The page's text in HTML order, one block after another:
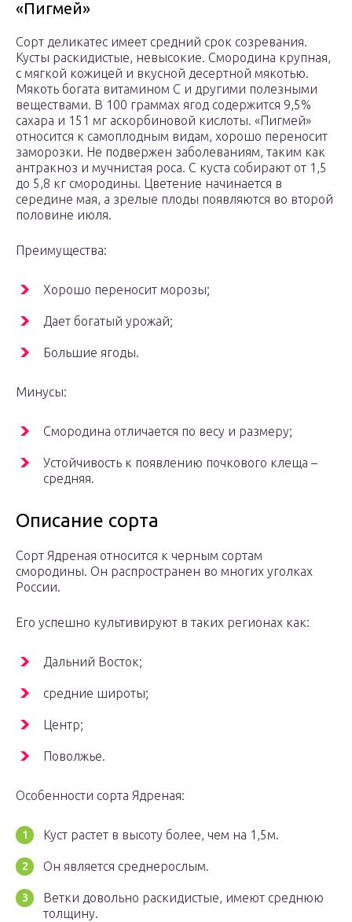
«Пигмей»
Сорт деликатес имеет средний срок созревания.
Кусты раскидистые, невысокие. Смородина крупная,
с мягкой кожицей и вкусной десертной мякотью.
Мякоть богата витамином С и другими полезными
веществами. В 100 граммах ягод содержится 9,5%
сахара и 151 мг аскорбиновой кислоты. «Пигмей»
относится к самоплодным видам, хорошо переносит
заморозки. Не подвержен заболеваниям, таким как
антракноз и мучнистая роса. С куста собирают от 1,5
до 5,8 кг смородины. Цветение начинается в
середине мая, а зрелые плоды появляются во второй
половине июля.
Преимущества:
Хорошо переносит морозы;
Дает богатый урожай;
Большие ягоды.
Минусы:
Смородина отличается по весу и размеру;
Устойчивость к появлению почкового клеща –
средняя.
Описание сорта
Сорт Ядреная относится к черным сортам
смородины. Он распространен во многих уголках
России.
Его успешно культивируют в таких регионах как:
Дальний Восток;
средние широты;
Центр;
Поволжье.
Особенности сорта Ядреная:
Куст растет в высоту более, чем на 1,5м.
Он является среднерослым.
Ветки довольно раскидистые, имеют среднюю
толщину.